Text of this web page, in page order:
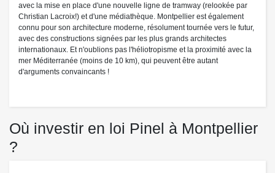
avec la mise en place d'une nouvelle ligne de tramway (relookée par
Christian Lacroix!) et d'une médiathèque. Montpellier est également
connu pour son architecture moderne, résolument tournée vers le futur,
avec des constructions signées par les plus grands architectes
internationaux. Et n'oublions pas l'héliotropisme et la proximité avec la
mer Méditerranée (moins de 10 km), qui peuvent être autant
d'arguments convaincants !
Où investir en loi Pinel à Montpellier
?